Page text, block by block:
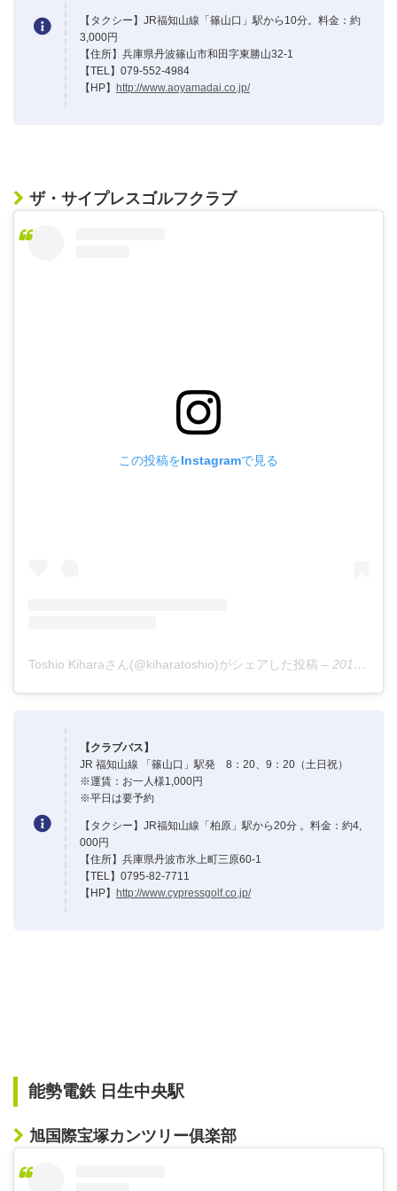
【タクシー】JR福知山線「篠山口」駅から10分。料金：約
3,000円
【住所】兵庫県丹波篠山市和田字東勝山32-1
【TEL】079-552-4984
【HP】 http://www.aoyamadai.co.jp/
ザ・サイプレスゴルフクラブ
この投稿をInstagramで見る
Toshio Kiharaさん(@kiharatoshio)がシェアした投稿 – 2019年 7月月18日午後4時28分PDT
【クラブバス】
JR 福知山線 「篠山口」駅発 8：20、9：20（土日祝）
※運賃：お一人様1,000円
※平日は要予約
【タクシー】JR福知山線「柏原」駅から20分 。料金：約4,
000円
【住所】兵庫県丹波市氷上町三原60-1
【TEL】0795-82-7711
【HP】
http://www.cypressgolf.co.jp/
能勢電鉄 日生中央駅
旭国際宝塚カンツリー俱楽部